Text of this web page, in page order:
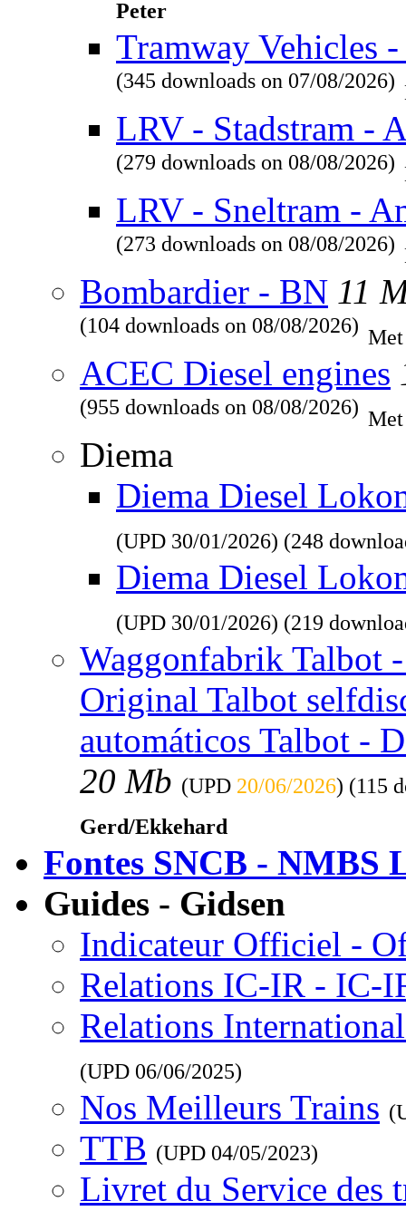
Peter
Tramway Vehicles
(345 downloads on 07/08/2026)
LRV - Stadstram -
(279 downloads on 08/08/2026)
LRV - Sneltram -
(273 downloads on 08/08/2026)
Bombardier - BN 11
(104 downloads on 08/08/2026)
ACEC Diesel engines
(955 downloads on 08/08/2026)
Diema
Diema Diesel
(UPD 30/01/2026) (248
Diema Diesel
(UPD 30/01/2026) (219
Waggonfabrik Talbot
Original Talbot
automáticos Talbot -
20 Mb (UPD 20/06/2026) (115
Gerd/Ekkehard
Fontes SNCB - NMBS
Guides - Gidsen
Indicateur Officiel -
Relations IC-IR - IC-
Relations
(UPD 06/06/2025)
Nos Meilleurs Trains
TTB (UPD 04/05/2023)
Livret du Service des